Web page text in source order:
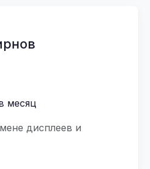
месяц
дисплеев и